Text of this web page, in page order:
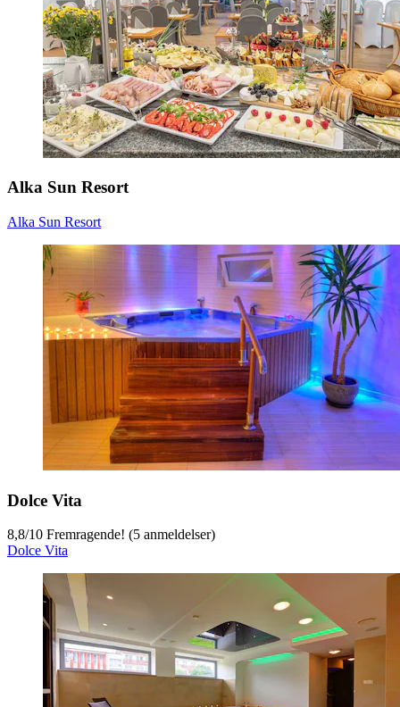
Alka Sun Resort
Alka Sun Resort
Dolce Vita
8,8/10 Fremragende! (5 anmeldelser)
Dolce Vita